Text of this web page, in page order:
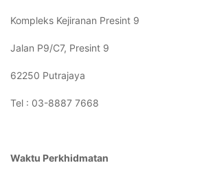
Kompleks Kejiranan Presint 9
Jalan P9/C7, Presint 9
62250 Putrajaya
Tel : 03-8887 7668
Waktu Perkhidmatan